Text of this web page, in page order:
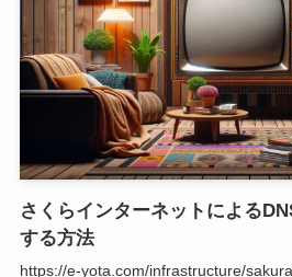
さくらインターネットによる
する方法
https://e-yota.com/infrastructure/